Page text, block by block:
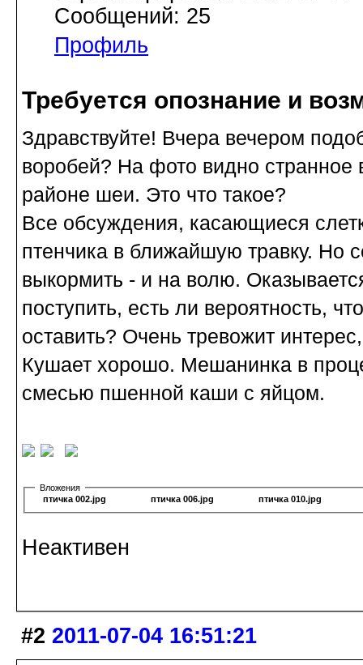
Сообщений: 25
Профиль
Требуется опознание и
Здравствуйте! Вчера вечером
воробей? На фото видно странное
районе шеи. Это что такое?
Все обсуждения, касающиеся
птенчика в ближайшую травку. Но
выкормить - и на волю.
поступить, есть ли вероятность,
оставить? Очень тревожит
Кушает хорошо. Мешанинка в
смесью пшенной каши с яйцом.
Вложения
птичка 002.jpg
птичка 006.jpg птичка 010.jpg
Неактивен
#2 2011-07-04 16:51:21